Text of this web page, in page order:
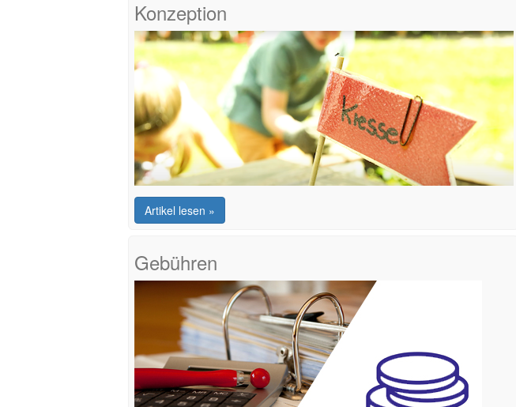
Konzeption
Artikel lesen »
Gebühren